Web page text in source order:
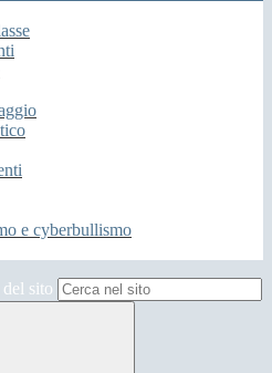
e cyberbullismo
sito